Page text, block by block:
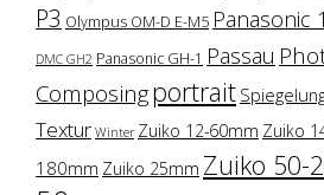
P3 Olympus OM-D E-M5 Panasonic
DMC GH2 Panasonic GH-1 Passau
Composingportrait
Textur Winter Zuiko 12-60mm Zuiko
180mm Zuiko 25mm Zuiko 50-